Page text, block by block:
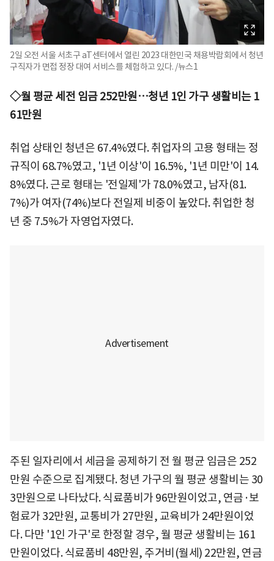
2일 오전 서울 서초구 aT센터에서 열린 2023 대한민국 채용박람회에서 청년
구직자가 면접 정장 대여 서비스를 체험하고 있다. /뉴스1
◇월 평균 세전 임금 252만원…청년 1인 가구 생활비는 1
61만원
취업 상태인 청년은 67.4%였다. 취업자의 고용 형태는 정
규직이 68.7%였고, '1년 이상'이 16.5%, '1년 미만'이 14.
8%였다. 근로 형태는 '전일제'가 78.0%였고, 남자(81.
7%)가 여자(74%)보다 전일제 비중이 높았다. 취업한 청
년 중 7.5%가 자영업자였다.
주된 일자리에서 세금을 공제하기 전 월 평균 임금은 252
만원 수준으로 집계됐다. 청년 가구의 월 평균 생활비는 30
3만원으로 나타났다. 식료품비가 96만원이었고, 연금·보
험료가 32만원, 교통비가 27만원, 교육비가 24만원이었
다. 다만 '1인 가구'로 한정할 경우, 월 평균 생활비는 161
만원이었다. 식료품비 48만원, 주거비(월세) 22만원, 연금